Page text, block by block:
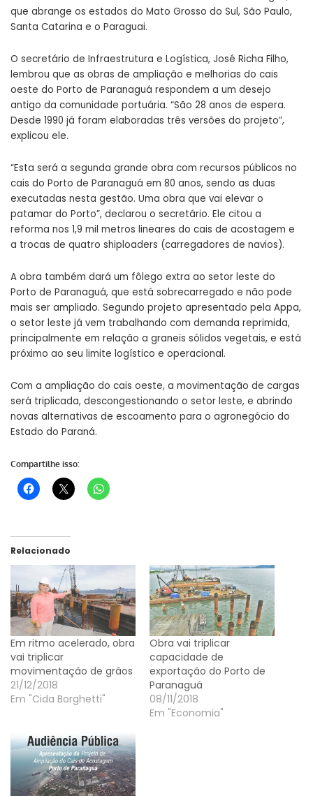
que abrange os estados do Mato Grosso do Sul, São Paulo,
Santa Catarina e o Paraguai.
O secretário de Infraestrutura e Logística, José Richa Filho,
lembrou que as obras de ampliação e melhorias do cais
oeste do Porto de Paranaguá respondem a um desejo
antigo da comunidade portuária. “São 28 anos de espera.
Desde 1990 já foram elaboradas três versões do projeto”,
explicou ele.
“Esta será a segunda grande obra com recursos públicos no
cais do Porto de Paranaguá em 80 anos, sendo as duas
executadas nesta gestão. Uma obra que vai elevar o
patamar do Porto”, declarou o secretário. Ele citou a
reforma nos 1,9 mil metros lineares do cais de acostagem e
a trocas de quatro shiploaders (carregadores de navios).
A obra também dará um fôlego extra ao setor leste do
Porto de Paranaguá, que está sobrecarregado e não pode
mais ser ampliado. Segundo projeto apresentado pela Appa,
o setor leste já vem trabalhando com demanda reprimida,
principalmente em relação a graneis sólidos vegetais, e está
próximo ao seu limite logístico e operacional.
Com a ampliação do cais oeste, a movimentação de cargas
será triplicada, descongestionando o setor leste, e abrindo
novas alternativas de escoamento para o agronegócio do
Estado do Paraná.
Compartilhe isso:
Relacionado
Em ritmo acelerado, obra
vai triplicar
movimentação de grãos
21/12/2018
Em "Cida Borghetti"
Obra vai triplicar
capacidade de
exportação do Porto de
Paranaguá
08/11/2018
Em "Economia"